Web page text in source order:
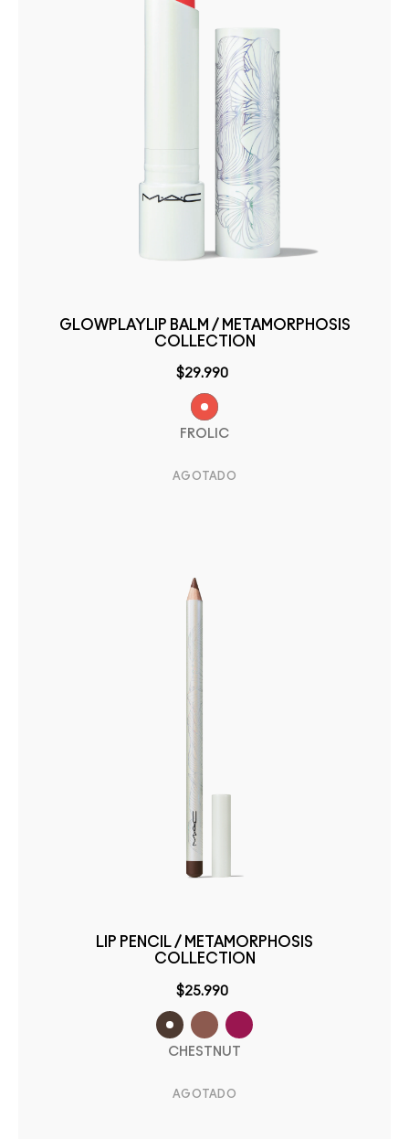
GLOWPLAYLIP BALM / METAMORPHOSIS
COLLECTION
$29.990
FROLIC
AGOTADO
LIP PENCIL / METAMORPHOSIS
COLLECTION
$25.990
CHESTNUT
AGOTADO